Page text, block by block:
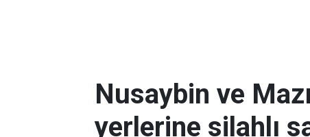
Nusaybin ve
yerlerine silahlı